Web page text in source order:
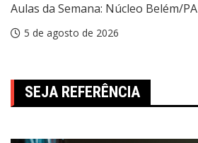
Aulas da Semana: Núcleo Belém/PA
5 de agosto de 2026
SEJA REFERÊNCIA